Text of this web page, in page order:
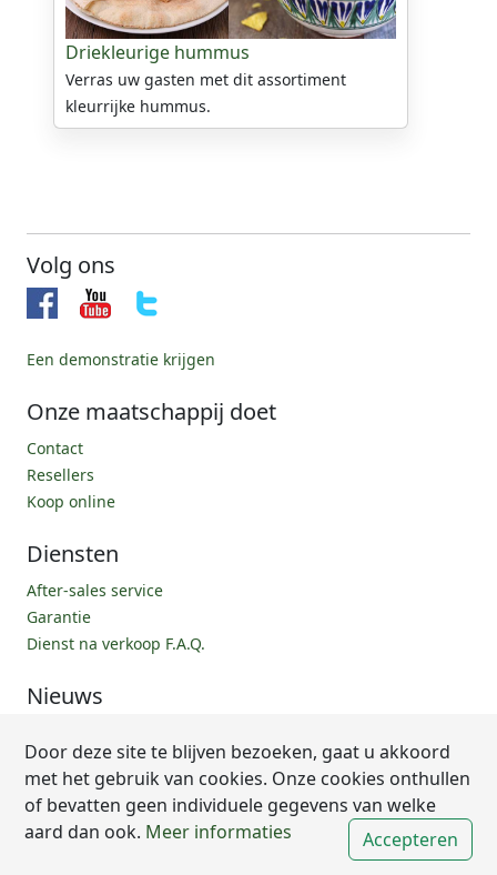
Door deze site te blijven bezoeken, gaat u akkoord
met het gebruik van cookies. Onze cookies onthullen
of bevatten geen individuele gegevens van welke
aard dan ook. Meer informaties Accepteren
Driekleurige hummus
Verras uw gasten met dit assortiment
kleurrijke hummus.
Volg ons
Een demonstratie krijgen
Onze maatschappij doet
Contact
Resellers
Koop online
Diensten
After-sales service
Garantie
Dienst na verkoop F.A.Q.
Nieuws
F.A.Q.
Copyright; Audielec N.V. 2006-2024